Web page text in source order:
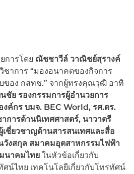
การโดย ณัชชาวีล์ วาณิชย์สุรางค์
วิชาการ “มองอนาคตของกิจการ
ของ กสทช.” จากผู้ทรงคุณวุฒิ อาทิ
ชัย รองกรรมการผู้อำนวยการ
งค์กร บมจ. BEC World, รศ.ดร.
การด้านนิเทศศาสตร์, นาวาตรี
ชี่ยวชาญด้านสารสนเทศและสื่อ
งสกุล สมาคมอุตสาหกรรมไฟฟ้า
นาคมไทย ในหัวข้อเกี่ยวกับ
น์ไทย เทคโนโลยีเกี่ยวกับโทรทัศน์